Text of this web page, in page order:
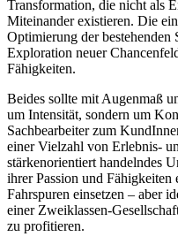
Transformation, die nicht als
Miteinander existieren. Die
Optimierung der
Exploration neuer
Fähigkeiten.
Beides sollte mit Augenmaß
um Intensität, sondern um
Sachbearbeiter zum
einer Vielzahl von Erlebnis-
stärkenorientiert handelndes
ihrer Passion und Fähigkeiten
Fahrspuren einsetzen – aber
einer Zweiklassen-
zu profitieren.